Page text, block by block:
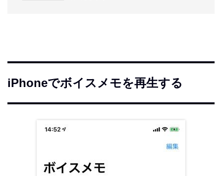
iPhoneでボイスメモを再生する